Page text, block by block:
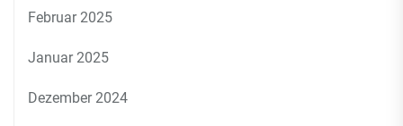
Februar 2025
Januar 2025
Dezember 2024